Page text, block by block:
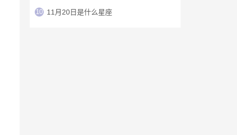
10 11月20日是什么星座